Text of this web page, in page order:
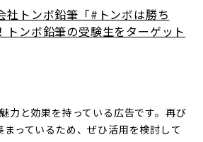
社トンボ鉛筆「#トンボは勝ち
トンボ鉛筆の受験生をターゲット
力と効果を持っている広告です。再び
っているため、ぜひ活用を検討して